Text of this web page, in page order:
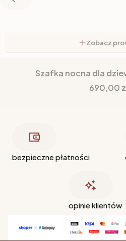
Zobacz
Szafka nocna dla
Cena
690,00
bezpieczne płatności
opinie klientów